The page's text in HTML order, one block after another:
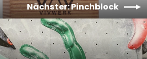
Nächster: Pinchblock